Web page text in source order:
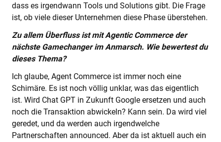
dass es irgendwann Tools und Solutions gibt. Die Frage
ist, ob viele dieser Unternehmen diese Phase überstehen.
Zu allem Überfluss ist mit Agentic Commerce der
nächste Gamechanger im Anmarsch. Wie bewertest du
dieses Thema?
Ich glaube, Agent Commerce ist immer noch eine
Schimäre. Es ist noch völlig unklar, was das eigentlich
ist. Wird Chat GPT in Zukunft Google ersetzen und auch
noch die Transaktion abwickeln? Kann sein. Da wird viel
geredet, und da werden auch irgendwelche
Partnerschaften announced. Aber da ist aktuell auch ein